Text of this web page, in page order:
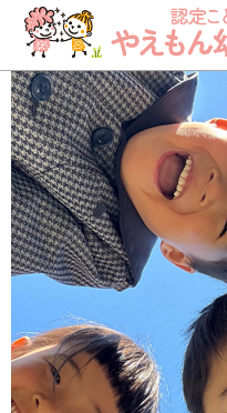
園について
園での生活
防災について
入園のご案内
園のブログ
つくしグループ